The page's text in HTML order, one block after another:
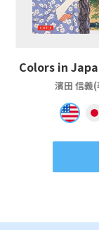
Colors in
濱田 信義(